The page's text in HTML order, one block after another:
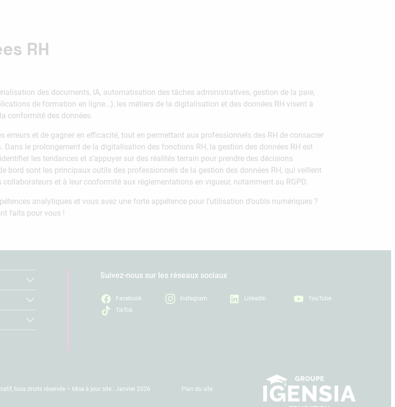
RH
des documents, IA, automatisation des tâches administratives, gestion de la paie,
de formation en ligne…), les métiers de la digitalisation et des données RH visent à
conformité des données.
et de gagner en efficacité, tout en permettant aux professionnels des RH de consacrer
Dans le prolongement de la digitalisation des fonctions RH, la gestion des données RH est
les tendances et s’appuyer sur des réalités terrain pour prendre des décisions
bord sont les principaux outils des professionnels de la gestion des données RH, qui veillent
collaborateurs et à leur conformité aux réglementations en vigueur, notamment au RGPD.
analytiques et vous avez une forte appétence pour l’utilisation d’outils numériques ?
faits pour vous !
Suivez-nous sur les réseaux sociaux
Facebook Instagram LinkedIn
YouTube
TikTok
tous droits réservés – Mise à jour site : Janvier 2026
Plan du site